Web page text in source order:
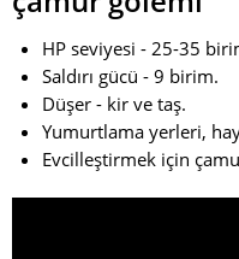
HP seviyesi - 25-35
Saldırı gücü - 9 birim.
Düşer - kir ve taş.
Yumurtlama yerleri,
Evcilleştirmek için